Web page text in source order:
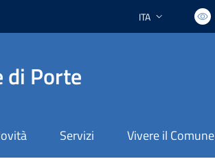
Lingua attiva:
ITA
di Porte
Servizi Vivere il Comune